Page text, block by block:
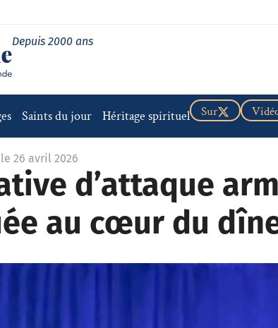
Depuis 2000 ans
Saints du jour Héritage spirituel Sur
26 avril 2026
d’attaque
au cœur du